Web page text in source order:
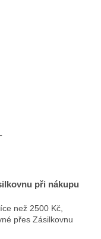
při nákupu
než 2500 Kč,
přes Zásilkovnu